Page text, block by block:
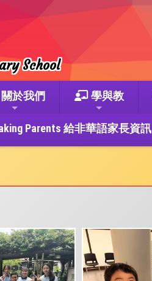
School
於我們 學與教
Parents 給非華語家長資訊